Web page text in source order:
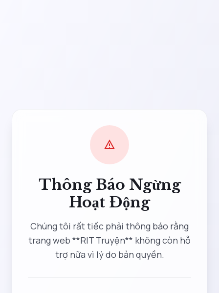
warning
Thông Báo Ngừng
Hoạt Động
Chúng tôi rất tiếc phải thông báo rằng
trang web **RIT Truyện** không còn hỗ
trợ nữa vì lý do bản quyền.